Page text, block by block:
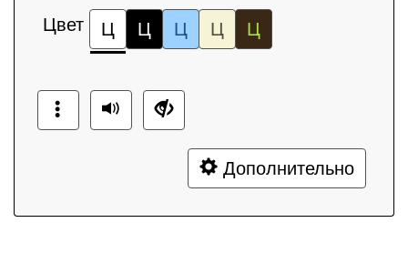
Цвет Ц Ц Ц Ц Ц
Дополнительно